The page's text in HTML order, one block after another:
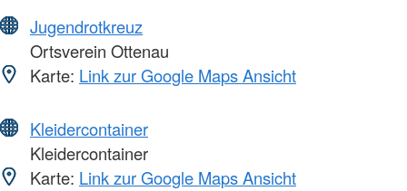
Jugendrotkreuz
Ortsverein Ottenau
Karte: Link zur Google Maps Ansicht
Kleidercontainer
Kleidercontainer
Karte: Link zur Google Maps Ansicht